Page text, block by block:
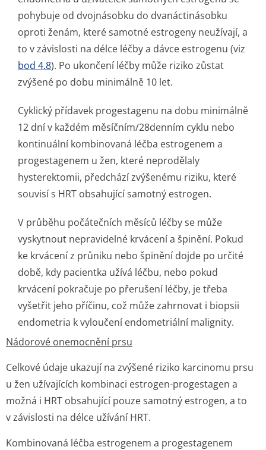
pohybuje od dvojnásobku do dvanáctinásobku
oproti ženám, které samotné estrogeny neužívají, a
to v závislosti na délce léčby a dávce estrogenu (viz
bod 4.8). Po ukončení léčby může riziko zůstat
zvýšené po dobu minimálně 10 let.
Cyklický přídavek progestagenu na dobu minimálně
12 dní v každém měsíčním/28denním cyklu nebo
kontinuální kombinovaná léčba estrogenem a
progestagenem u žen, které neprodělaly
hysterektomii, předchází zvýšenému riziku, které
souvisí s HRT obsahující samotný estrogen.
V průběhu počátečních měsíců léčby se může
vyskytnout nepravidelné krvácení a špinění. Pokud
ke krvácení z průniku nebo špinění dojde po určité
době, kdy pacientka užívá léčbu, nebo pokud
krvácení pokračuje po přerušení léčby, je třeba
vyšetřit jeho příčinu, což může zahrnovat i biopsii
endometria k vyloučení endometriální malignity.
Nádorové onemocnění prsu
Celkové údaje ukazují na zvýšené riziko karcinomu prsu
u žen užívajících kombinaci estrogen-progestagen a
možná i HRT obsahující pouze samotný estrogen, a to
v závislosti na délce užívání HRT.
Kombinovaná léčba estrogenem a progestagenem